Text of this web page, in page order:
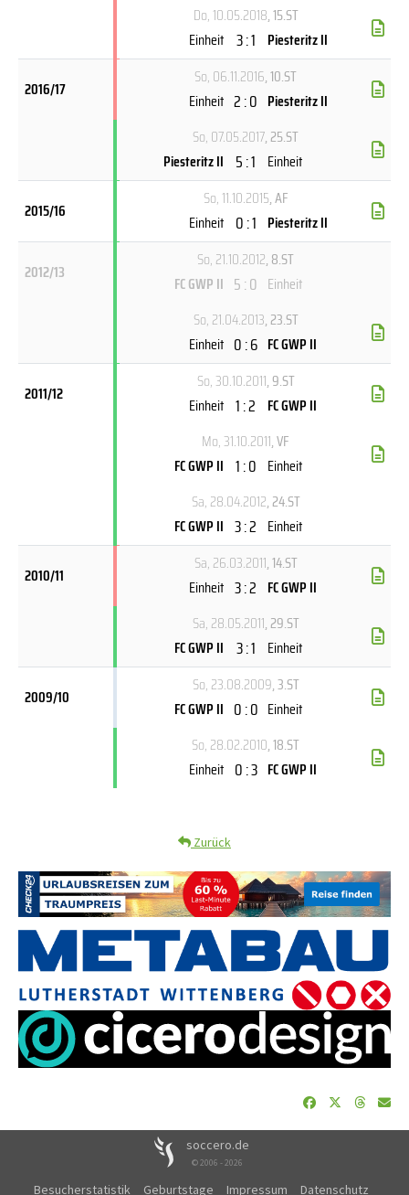
Do, 10.05.2018, 15.ST
Einheit 3 : 1 Piesteritz II
2016/17
So, 06.11.2016, 10.ST
Einheit 2 : 0 Piesteritz II
So, 07.05.2017, 25.ST
Piesteritz II 5 : 1 Einheit
2015/16
So, 11.10.2015, AF
Einheit 0 : 1 Piesteritz II
2012/13
So, 21.10.2012, 8.ST
FC GWP II 5 : 0 Einheit
So, 21.04.2013, 23.ST
Einheit 0 : 6 FC GWP II
2011/12
So, 30.10.2011, 9.ST
Einheit 1 : 2 FC GWP II
Mo, 31.10.2011, VF
FC GWP II 1 : 0 Einheit
Sa, 28.04.2012, 24.ST
FC GWP II 3 : 2 Einheit
2010/11
Sa, 26.03.2011, 14.ST
Einheit 3 : 2 FC GWP II
Sa, 28.05.2011, 29.ST
FC GWP II 3 : 1 Einheit
2009/10
So, 23.08.2009, 3.ST
FC GWP II 0 : 0 Einheit
So, 28.02.2010, 18.ST
Einheit 0 : 3 FC GWP II
Zurück
soccero.de
© 2006 - 2026
Besucherstatistik Geburtstage Impressum Datenschutz